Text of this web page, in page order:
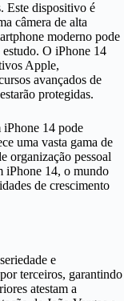
Este dispositivo é
câmera de alta
moderno pode
O iPhone 14
Apple,
avançados de
protegidas.
iPhone 14 pode
uma vasta gama de
organização pessoal
iPhone 14, o mundo
de crescimento
e
terceiros, garantindo
atestam a